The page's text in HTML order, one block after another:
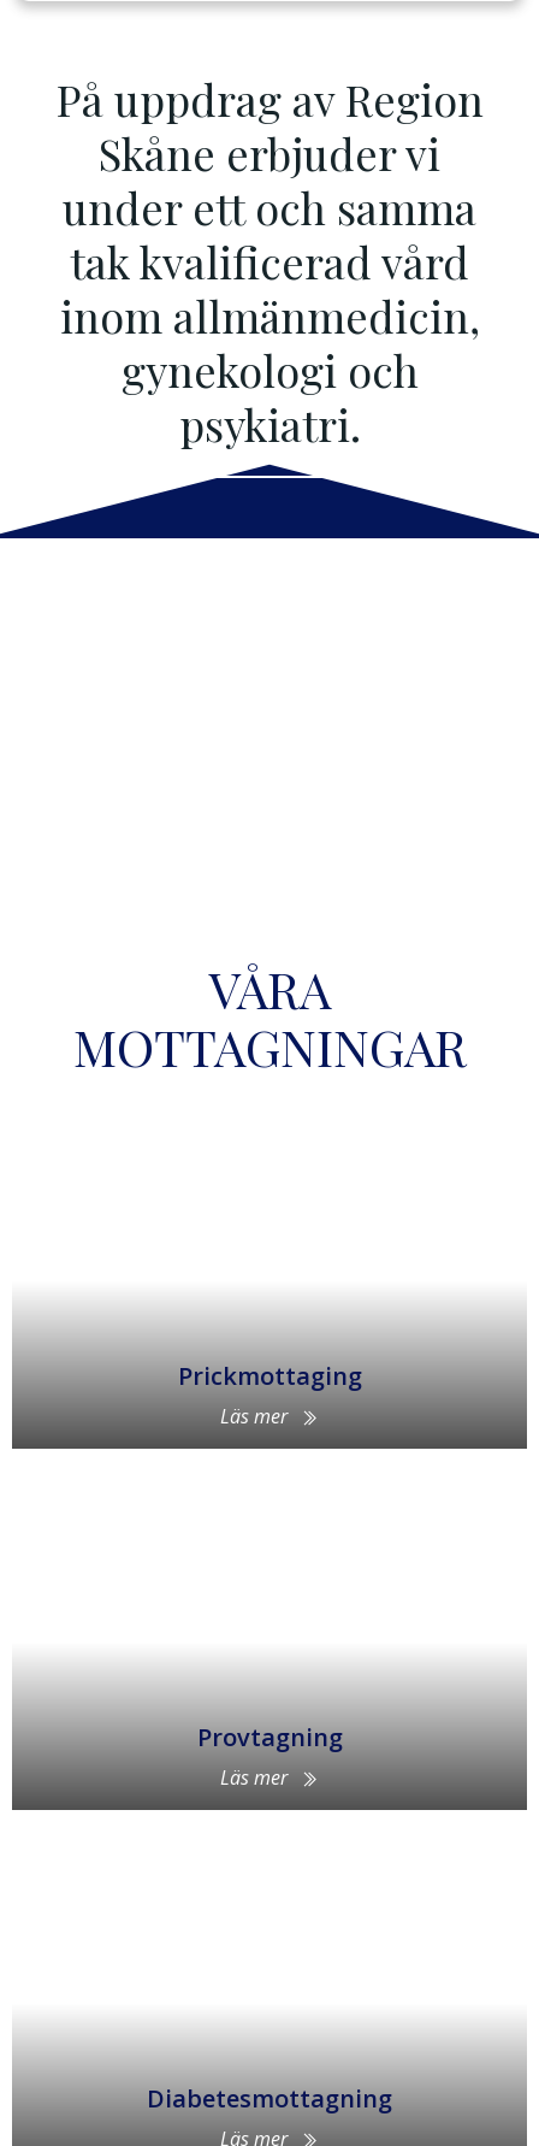
På uppdrag av Region
Skåne erbjuder vi
under ett och samma
tak kvalificerad vård
inom allmänmedicin,
gynekologi och
psykiatri.
VÅRA
MOTTAGNINGAR
Prickmottaging
Läs mer
Provtagning
Läs mer
Diabetesmottagning
Läs mer